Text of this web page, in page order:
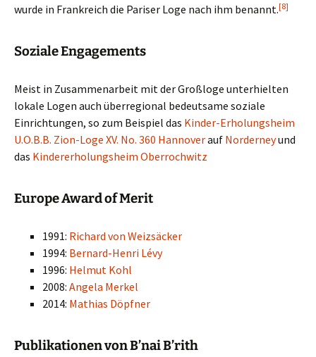
wurde in Frankreich die Pariser Loge nach ihm benannt.[8]
Soziale Engagements
Meist in Zusammenarbeit mit der Großloge unterhielten
lokale Logen auch überregional bedeutsame soziale
Einrichtungen, so zum Beispiel das Kinder-Erholungsheim
U.O.B.B. Zion-Loge XV. No. 360 Hannoverauf Norderneyund
das Kindererholungsheim Oberrochwitz
Europe Award of Merit
1991: Richard von Weizsäcker
1994: Bernard-Henri Lévy
1996: Helmut Kohl
2008: Angela Merkel
2014: Mathias Döpfner
Publikationen von B’nai B’rith